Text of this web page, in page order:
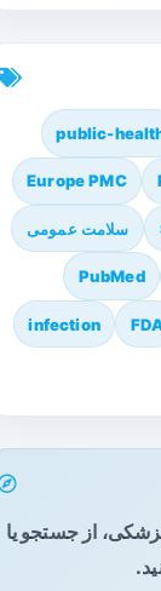
public-
Europe PMC
سلامت عمومی
PubMed
infection
از جستجو یا